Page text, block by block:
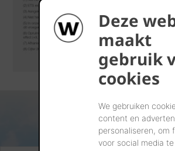
Deze
maakt
gebruik
cookies
We gebruiken
content en
personaliseren, om
voor social media